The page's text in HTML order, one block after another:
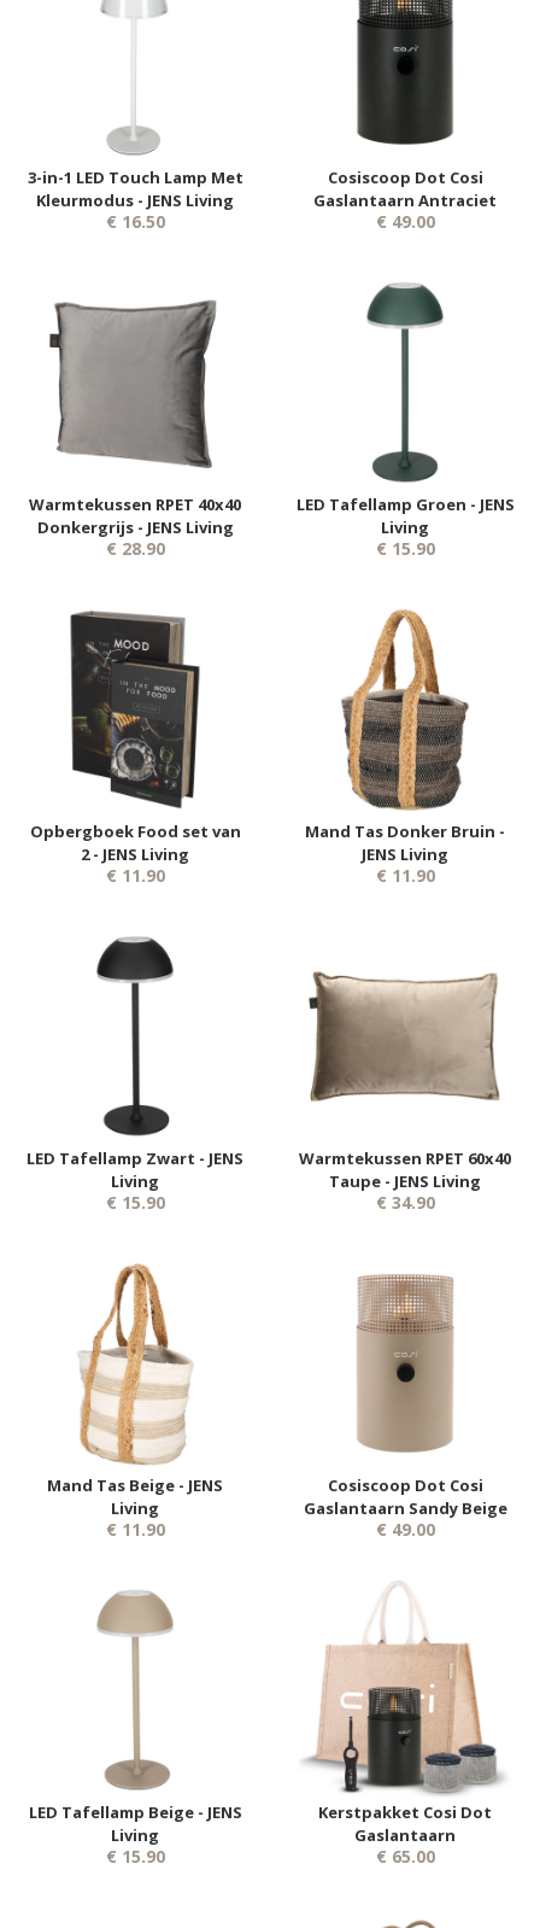
3-in-1 LED Touch Lamp Met
Kleurmodus - JENS Living
€ 16.50
Cosiscoop Dot Cosi
Gaslantaarn Antraciet
€ 49.00
Warmtekussen RPET 40x40
Donkergrijs - JENS Living
€ 28.90
LED Tafellamp Groen - JENS
Living
€ 15.90
Opbergboek Food set van
2 - JENS Living
€ 11.90
Mand Tas Donker Bruin -
JENS Living
€ 11.90
LED Tafellamp Zwart - JENS
Living
€ 15.90
Warmtekussen RPET 60x40
Taupe - JENS Living
€ 34.90
Mand Tas Beige - JENS
Living
€ 11.90
Cosiscoop Dot Cosi
Gaslantaarn Sandy Beige
€ 49.00
LED Tafellamp Beige - JENS
Living
€ 15.90
Kerstpakket Cosi Dot
Gaslantaarn
€ 65.00